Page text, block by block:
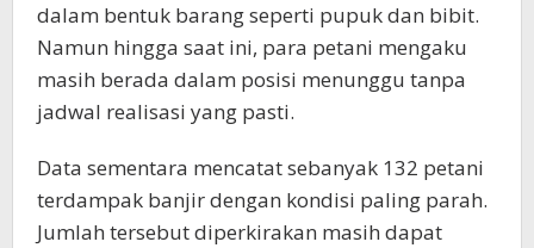
dalam bentuk barang seperti pupuk dan bibit.
Namun hingga saat ini, para petani mengaku
masih berada dalam posisi menunggu tanpa
jadwal realisasi yang pasti.
Data sementara mencatat sebanyak 132 petani
terdampak banjir dengan kondisi paling parah.
Jumlah tersebut diperkirakan masih dapat